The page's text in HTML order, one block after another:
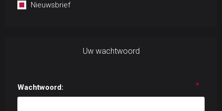
Nieuwsbrief
Uw wachtwoord
Wachtwoord: *